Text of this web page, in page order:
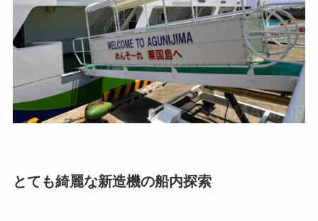
とても綺麗な新造機の船内探索